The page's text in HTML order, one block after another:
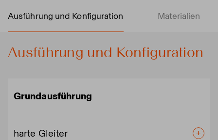
Ausführung und Konfiguration Materialien
Ausführung und Konfiguration
Grundausführung
harte Gleiter